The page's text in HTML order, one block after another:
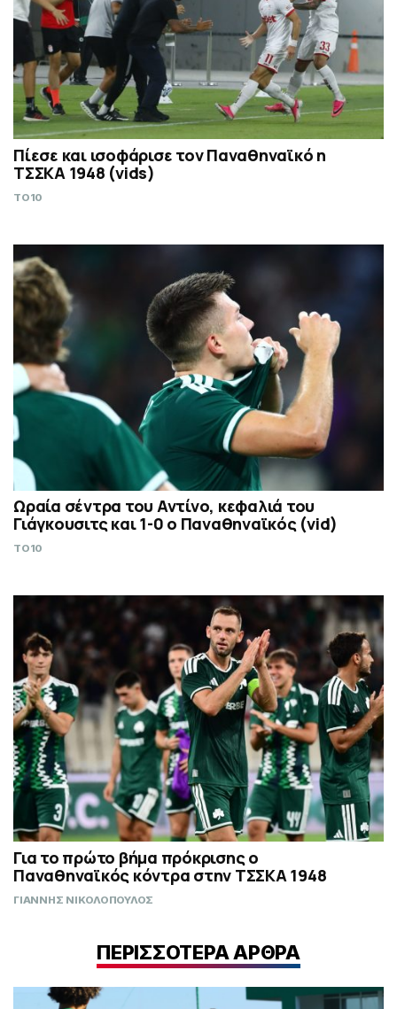
Πίεσε και ισοφάρισε τον Παναθηναϊκό η
ΤΣΣΚΑ 1948 (vids)
TO10
Ωραία σέντρα του Αντίνο, κεφαλιά του
Γιάγκουσιτς και 1-0 ο Παναθηναϊκός (vid)
TO10
Για το πρώτο βήμα πρόκρισης ο
Παναθηναϊκός κόντρα στην ΤΣΣΚΑ 1948
ΓΙΑΝΝΗΣ ΝΙΚΟΛΟΠΟΥΛΟΣ
ΠΕΡΙΣΣΟΤΕΡΑ ΑΡΘΡΑ